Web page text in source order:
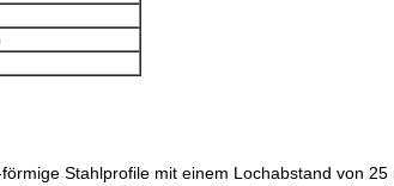
Stahlprofile mit einem Lochabstand von